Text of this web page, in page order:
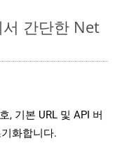
서 간단한 Net
, 기본 URL 및 API 버
화합니다.